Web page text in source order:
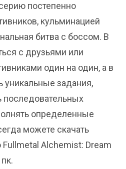
постепенно
кульминацией
битва с боссом. В
с друзьями или
один на один, а в
уникальные задания,
последовательных
определенные
можете скачать
Alchemist: Dream